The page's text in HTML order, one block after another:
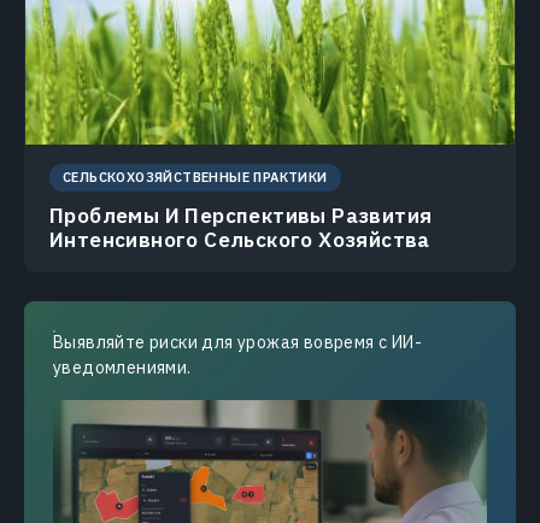
СЕЛЬСКОХОЗЯЙСТВЕННЫЕ ПРАКТИКИ
Проблемы И Перспективы Развития
Интенсивного Сельского Хозяйства
Выявляйте риски для урожая вовремя с ИИ-
уведомлениями.